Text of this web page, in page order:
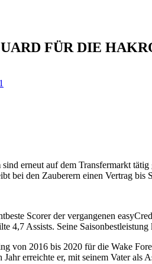
FÜR DIE
erneut auf dem Transfermarkt
bei den Zauberern einen Vertrag bis
Scorer der vergangenen
4,7 Assists. Seine
von 2016 bis 2020 für die Wake
erreichte er, mit seinem Vater als